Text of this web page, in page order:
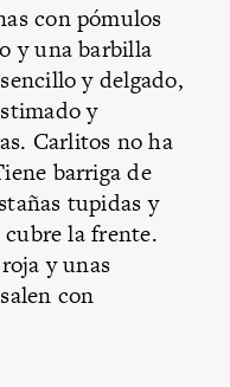
con pómulos
y una barbilla
y delgado,
y
Carlitos no ha
barriga de
tupidas y
la frente.
y unas
con